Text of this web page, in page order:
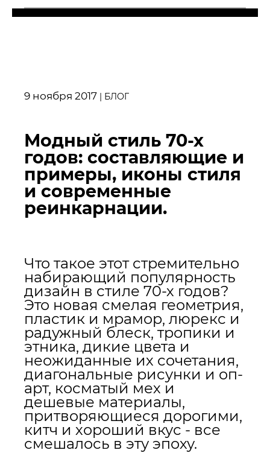
9 ноября 2017 | БЛОГ
Модный стиль 70-х
годов: составляющие и
примеры, иконы стиля
и современные
реинкарнации.
Что такое этот стремительно
набирающий популярность
дизайн в стиле 70-х годов?
Это новая смелая геометрия,
пластик и мрамор, люрекс и
радужный блеск, тропики и
этника, дикие цвета и
неожиданные их сочетания,
диагональные рисунки и оп-
арт, косматый мех и
дешевые материалы,
притворяющиеся дорогими,
китч и хороший вкус - все
смешалось в эту эпоху.